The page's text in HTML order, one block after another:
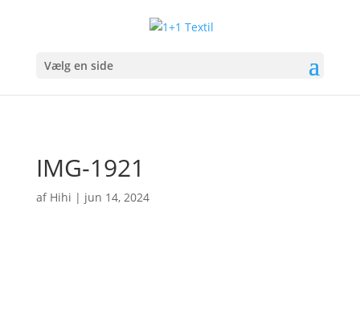
Vælg en side
IMG-1921
af Hihi | jun 14, 2024